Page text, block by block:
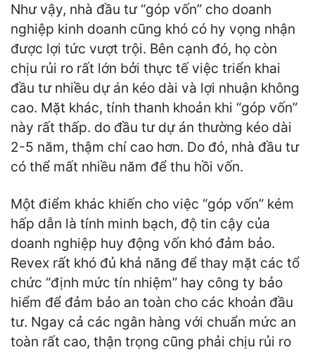
Như vậy, nhà đầu tư “góp vốn” cho doanh
nghiệp kinh doanh cũng khó có hy vọng nhận
được lợi tức vượt trội. Bên cạnh đó, họ còn
chịu rủi ro rất lớn bởi thực tế việc triển khai
đầu tư nhiều dự án kéo dài và lợi nhuận không
cao. Mặt khác, tính thanh khoản khi “góp vốn”
này rất thấp. do đầu tư dự án thường kéo dài
2-5 năm, thậm chí cao hơn. Do đó, nhà đầu tư
có thể mất nhiều năm để thu hồi vốn.
Một điểm khác khiến cho việc “góp vốn” kém
hấp dẫn là tính minh bạch, độ tin cậy của
doanh nghiệp huy động vốn khó đảm bảo.
Revex rất khó đủ khả năng để thay mặt các tổ
chức “định mức tín nhiệm” hay công ty bảo
hiểm để đảm bảo an toàn cho các khoản đầu
tư. Ngay cả các ngân hàng với chuẩn mức an
toàn rất cao, thận trọng cũng phải chịu rủi ro